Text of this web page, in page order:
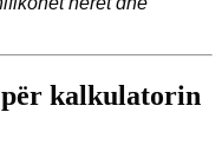
për kalkulatorin